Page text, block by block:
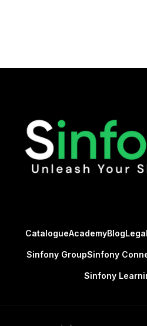
CatalogueAcademyBlog
Sinfony GroupSinfony
Sinfony